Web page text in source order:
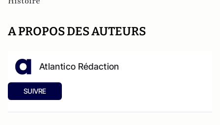
A PROPOS DES AUTEURS
Atlantico Rédaction
SUIVRE